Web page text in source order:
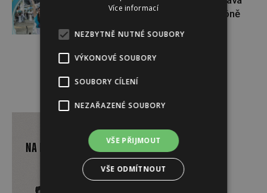
pauzu plnou zážitků v IQOS zóně
Reklama
Více informací
NEZBYTNĚ NUTNÉ SOUBORY
VÝKONOVÉ SOUBORY
SOUBORY CÍLENÍ
NEZAŘAZENÉ SOUBORY
VŠE PŘIJMOUT
VŠE ODMÍTNOUT